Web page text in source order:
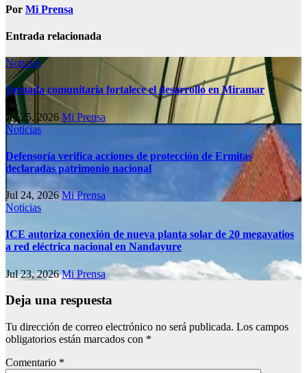
Por Mi Prensa
Entrada relacionada
Noticias
Jornada comunitaria fortalece el desarrollo en Miramar
Jul 25, 2026 Mi Prensa
Noticias
Defensoría verifica acciones de protección de Ermitas
declaradas patrimonio nacional
Jul 24, 2026Mi Prensa
Noticias
ICE autoriza conexión de nueva planta solar de 20 megavatios
a red eléctrica nacional en Nandayure
Jul 23, 2026Mi Prensa
Deja una respuesta
Tu dirección de correo electrónico no será publicada. Los campos
obligatorios están marcados con *
Comentario *